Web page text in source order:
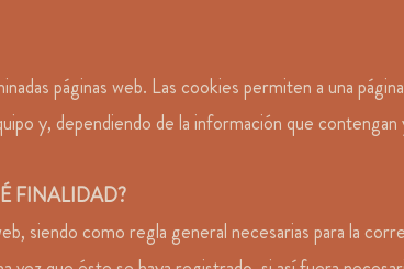
páginas web. Las cookies permiten a una
y, dependiendo de la información que
FINALIDAD?
siendo como regla general necesarias para la